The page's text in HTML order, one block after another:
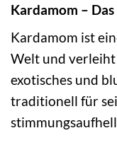
Kardamom –
Kardamom ist
Welt und verleiht
exotisches und
traditionell für